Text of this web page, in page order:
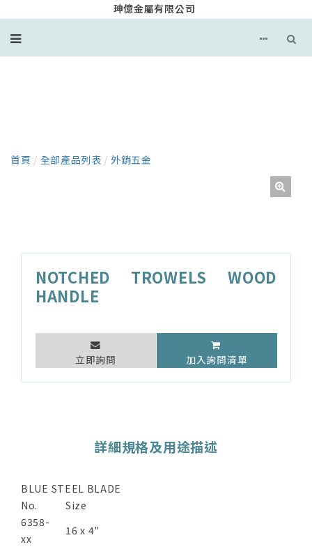
珅億金屬有限公司
首頁 / 全部產品列表 / 外銷五金
NOTCHED TROWELS WOOD
HANDLE
立即詢問 加入詢問清單
詳細規格及用途描述
BLUE STEEL BLADE
No.
Size
6358-
xx
16 x 4"